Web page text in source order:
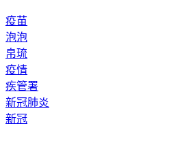
疫苗
泡泡
帛琉
疫情
疾管署
新冠肺炎
新冠